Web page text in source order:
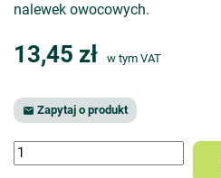
nalewek owocowych.
13,45 zł w tym VAT
 Zapytaj o produkt